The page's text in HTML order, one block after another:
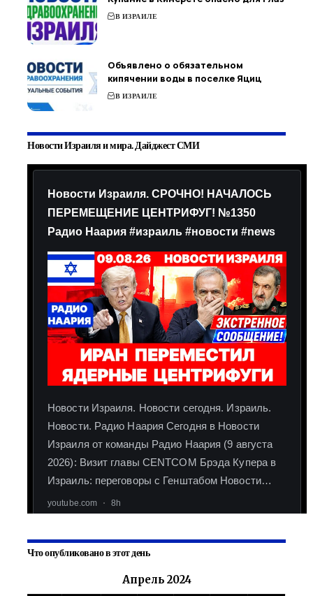
В ИЗРАИЛЕ
Объявлено о обязательном
кипячении воды в поселке Яциц
В ИЗРАИЛЕ
Новости Израиля и мира. Дайджест СМИ
Что опубликовано в этот день
Апрель 2024